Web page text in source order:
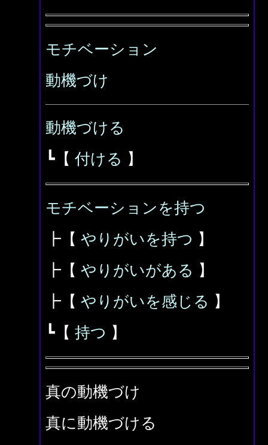
モチベーション
動機づけ
動機づける
┗【 付ける 】
モチベーションを持つ
┣【 やりがいを持つ 】
┣【 やりがいがある 】
┣【 やりがいを感じる 】
┗【 持つ 】
真の動機づけ
真に動機づける